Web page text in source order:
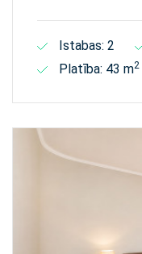
Istabas: 2
Platība: 43 m2